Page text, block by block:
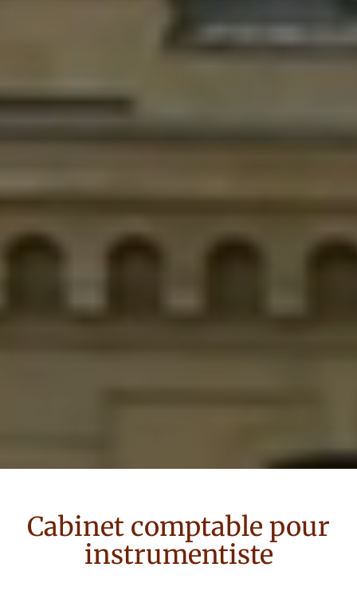
Cabinet comptable pour
instrumentiste